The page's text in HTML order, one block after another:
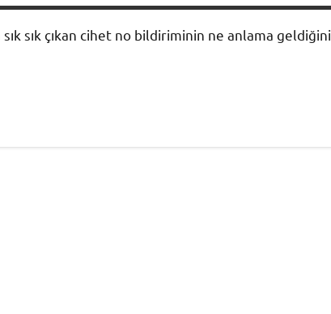
sık sık çıkan cihet no bildiriminin ne anlama geldiğini